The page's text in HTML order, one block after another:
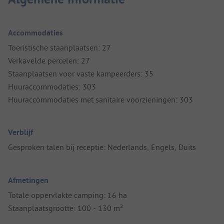
Accommodaties
Toeristische staanplaatsen: 27
Verkavelde percelen: 27
Staanplaatsen voor vaste kampeerders: 35
Huuraccommodaties: 303
Huuraccommodaties met sanitaire voorzieningen: 303
Verblijf
Gesproken talen bij receptie: Nederlands, Engels, Duits
Afmetingen
Totale oppervlakte camping: 16 ha
Staanplaatsgrootte: 100 - 130 m²